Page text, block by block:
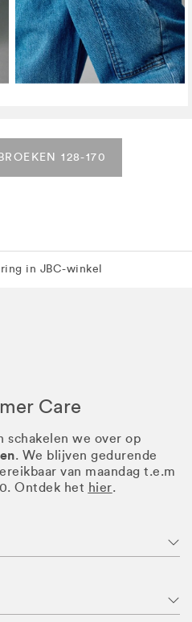
128-170
pakket
in JBC-winkel
Care
schakelen we over op
. We blijven gedurende
van maandag t.e.m
Ontdek het hier.